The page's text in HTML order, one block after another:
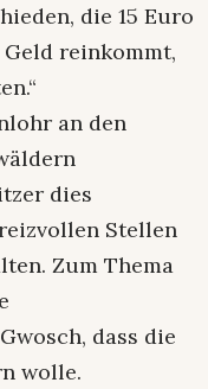
die 15 Euro
Geld reinkommt,
an den
dies
Stellen
Zum Thema
dass die
wolle.